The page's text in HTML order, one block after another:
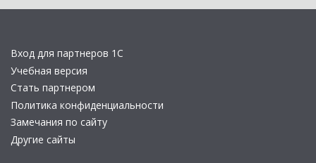
Вход для партнеров 1С
Учебная версия
Стать партнером
Политика конфиденциальности
Замечания по сайту
Другие сайты